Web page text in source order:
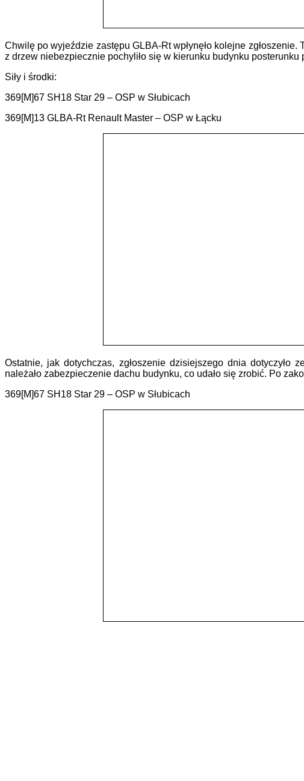
Chwilę po wyjeździe zastępu GLBA-Rt wpłynęło kolejne
z drzew niebezpiecznie pochyliło się w kierunku budynku
Siły i środki:
369[M]67 SH18 Star 29 – OSP w Słubicach
369[M]13 GLBA-Rt Renault Master – OSP w Łącku
Ostatnie, jak dotychczas, zgłoszenie dzisiejszego dnia
należało zabezpieczenie dachu budynku, co udało się zrobić. Po
369[M]67 SH18 Star 29 – OSP w Słubicach